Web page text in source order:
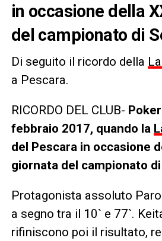
in occasione della
del campionato di
Di seguito il ricordo della
a Pescara.
RICORDO DEL CLUB-
febbraio 2017, quando la
del Pescara in occasione
giornata del campionato
Protagonista assoluto
a segno tra il 10` e 77`.
rifiniscono poi il risultato,